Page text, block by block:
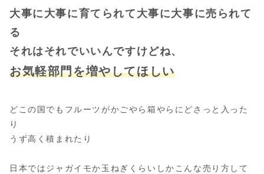
大事に大事に育てられて大事に大事に売られて
る
それはそれでいいんですけどね、
お気軽部門を増やしてほしい
どこの国でもフルーツがかごやら箱やらにどさっと入った
り
うず高く積まれたり
日本ではジャガイモか玉ねぎくらいしかこんな売り方して